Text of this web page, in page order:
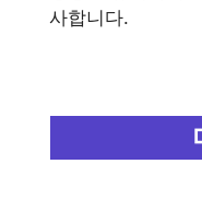
사합니다.